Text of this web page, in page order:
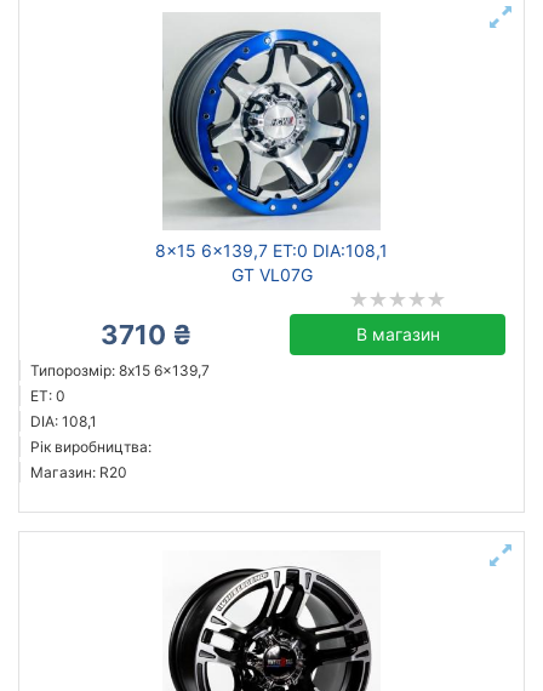
8x15 6x139,7 ET:0 DIA:108,1
GT VL07G
3710 ₴ В магазин
Типорозмір: 8x15 6x139,7
ET: 0
DIA: 108,1
Рік виробництва:
Магазин: R20